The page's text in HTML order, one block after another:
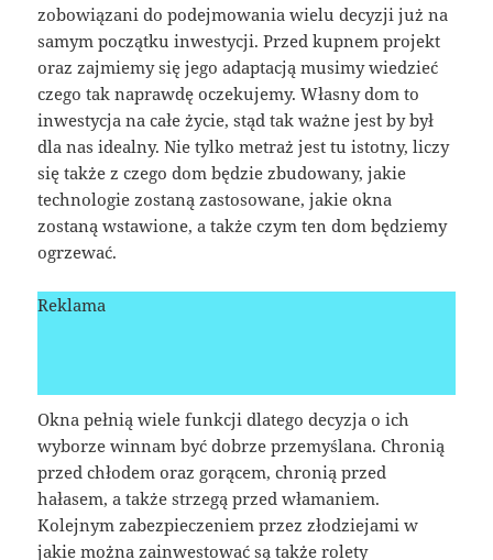
zobowiązani do podejmowania wielu decyzji już na
samym początku inwestycji. Przed kupnem projekt
oraz zajmiemy się jego adaptacją musimy wiedzieć
czego tak naprawdę oczekujemy. Własny dom to
inwestycja na całe życie, stąd tak ważne jest by był
dla nas idealny. Nie tylko metraż jest tu istotny, liczy
się także z czego dom będzie zbudowany, jakie
technologie zostaną zastosowane, jakie okna
zostaną wstawione, a także czym ten dom będziemy
ogrzewać.
Reklama
Okna pełnią wiele funkcji dlatego decyzja o ich
wyborze winnam być dobrze przemyślana. Chronią
przed chłodem oraz gorącem, chronią przed
hałasem, a także strzegą przed włamaniem.
Kolejnym zabezpieczeniem przez złodziejami w
jakie można zainwestować są także rolety